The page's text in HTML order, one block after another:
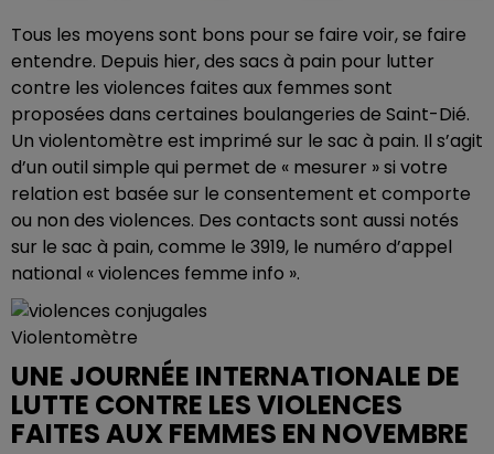
Tous les moyens sont bons pour se faire voir, se faire
entendre. Depuis hier, des sacs à pain pour lutter
contre les violences faites aux femmes sont
proposées dans certaines boulangeries de Saint-Dié.
Un violentomètre est imprimé sur le sac à pain. Il s’agit
d’un outil simple qui permet de « mesurer » si votre
relation est basée sur le consentement et comporte
ou non des violences. Des contacts sont aussi notés
sur le sac à pain, comme le 3919, le numéro d’appel
national « violences femme info ».
Violentomètre
UNE JOURNÉE INTERNATIONALE DE
LUTTE CONTRE LES VIOLENCES
FAITES AUX FEMMES EN NOVEMBRE